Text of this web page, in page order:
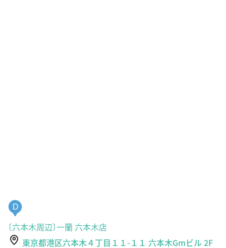
D
〔六本木周辺〕一蘭 六本木店
東京都港区六本木４丁目１１-１１ 六本木Gmビル 2F